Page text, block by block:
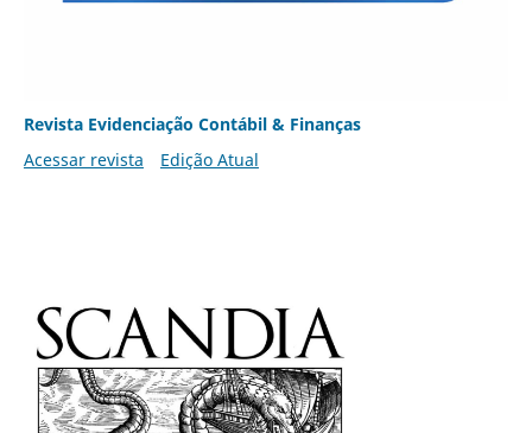
Revista Evidenciação Contábil & Finanças
Acessar revista
Edição Atual